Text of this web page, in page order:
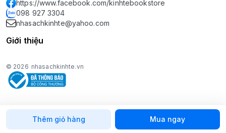
Thêm giỏ hàng Mua ngay
https://www.facebook.com/kinhtebookstore
098 927 3304
nhasachkinhte@yahoo.com
Giới thiệu
© 2026 nhasachkinhte.vn